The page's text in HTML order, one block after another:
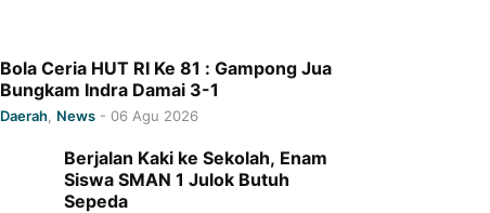
Bola Ceria HUT RI Ke 81 : Gampong Jua
Bungkam Indra Damai 3-1
Daerah News - 06 Agu 2026
Berjalan Kaki ke Sekolah, Enam
Siswa SMAN 1 Julok Butuh
Sepeda